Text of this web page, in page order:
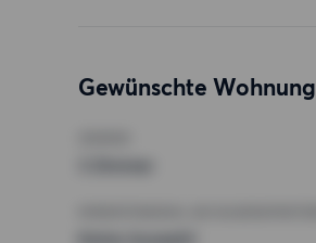
Gewünschte Wohnung